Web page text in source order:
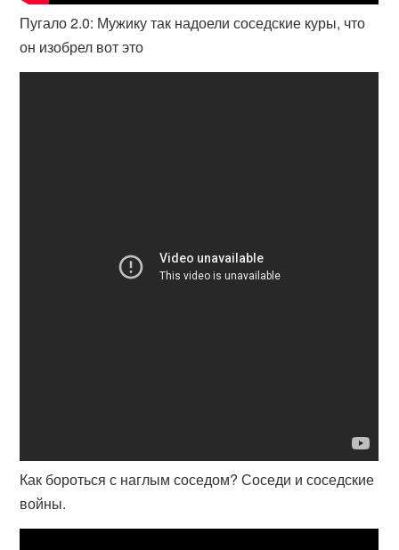
Пугало 2.0: Мужику так надоели соседские куры, что
он изобрел вот это
Как бороться с наглым соседом? Соседи и соседские
войны.